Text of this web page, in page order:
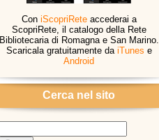
Con iScopriReteaccederai a
ScopriRete, il catalogo della Rete
Bibliotecaria di Romagna e San Marino.
Scaricala gratuitamente da iTunes e
Android
Cerca nel sito